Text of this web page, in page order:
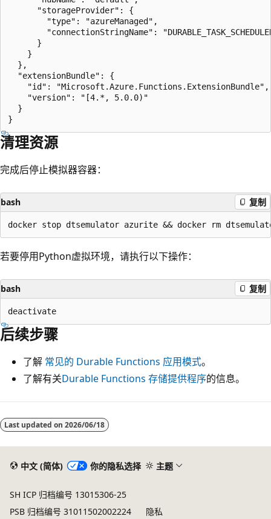
      "storageProvider": {
        "type": "azureManaged",
"connectionStringName":
      }
    }
  },
  "extensionBundle": {
    "id": "Microsoft.Azure.Functions.ExtensionBundle",
    "version": "[4.*, 5.0.0)"
  }
清理资源
完成后停止模拟器容器：
bash 复制
若要停用Python虚拟环境，请执行以下操作：
bash 复制
后续步骤
了解 常见的 Durable Functions 应用模式。
了解有关Durable Functions 存储提供程序的信息。
Last updated on 2026/06/18
中文 (简体) 你的隐私选择 主题
SH ICP 归档编号 13015306-25
PSB 归档编号 31011502002224
隐私